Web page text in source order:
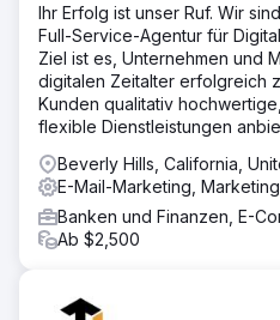
Ihr Erfolg ist unser Ruf. Wir
Full-Service-Agentur für
Ziel ist es, Unternehmen und
digitalen Zeitalter erfolgreich
Kunden qualitativ
flexible Dienstleistungen
Beverly Hills, California,
E-Mail-Marketing,
Banken und Finanzen, E-
Ab $2,500